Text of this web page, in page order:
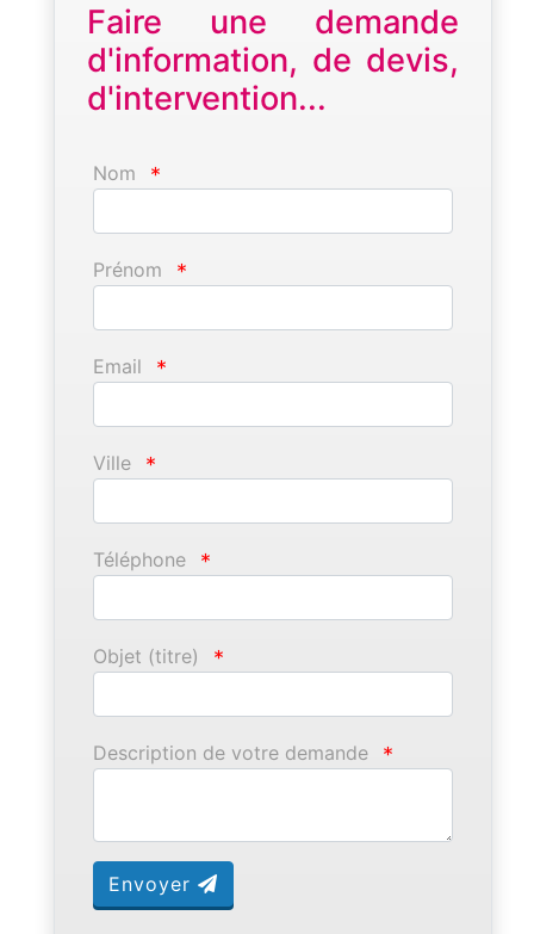
Faire une demande
d'information, de devis,
d'intervention...
Nom *
Prénom *
Email *
Ville *
Téléphone *
Objet (titre) *
Description de votre demande *
Envoyer